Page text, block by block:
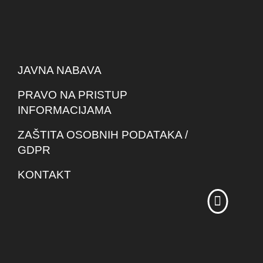
JAVNA NABAVA
PRAVO NA PRISTUP
INFORMACIJAMA
ZAŠTITA OSOBNIH PODATAKA /
GDPR
KONTAKT